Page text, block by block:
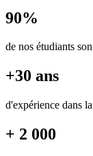
90%
de nos étudiants
+30 ans
d'expérience dans
+ 2 000